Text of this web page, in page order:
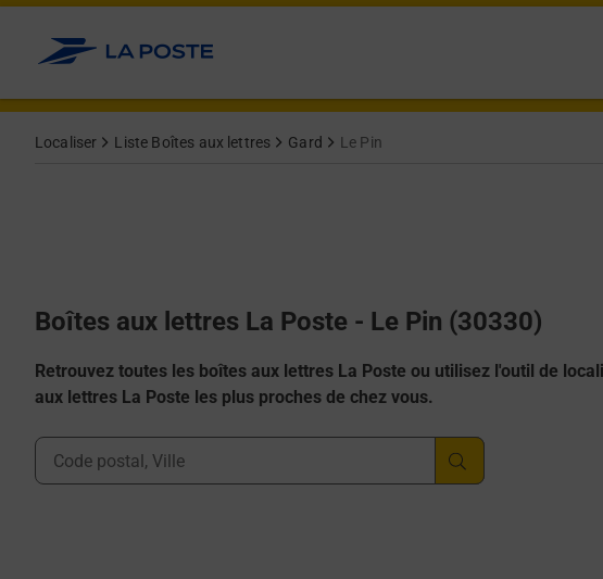
Allez au contenu
Localiser Liste Boîtes aux lettres Gard Le Pin
Boîtes aux lettres La Poste - Le Pin (30330)
Retrouvez toutes les boîtes aux lettres La Poste ou utilisez l'outil de
aux lettres La Poste les plus proches de chez vous.
Ville, Département, Code Postal